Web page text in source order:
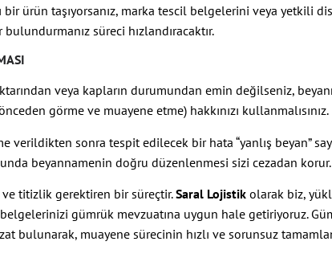
bir ürün taşıyorsanız, marka tescil belgelerini veya yetkili
bulundurmanız süreci hızlandıracaktır.
veya kapların durumundan emin değilseniz,
görme ve muayene etme) hakkınızı kullanmalısınız.
verildikten sonra tespit edilecek bir hata “yanlış beyan”
beyannamenin doğru düzenlenmesi sizi cezadan korur.
titizlik gerektiren bir süreçtir.Saral Lojistik olarak biz,
gümrük mevzuatına uygun hale getiriyoruz.
bulunarak, muayene sürecinin hızlı ve sorunsuz